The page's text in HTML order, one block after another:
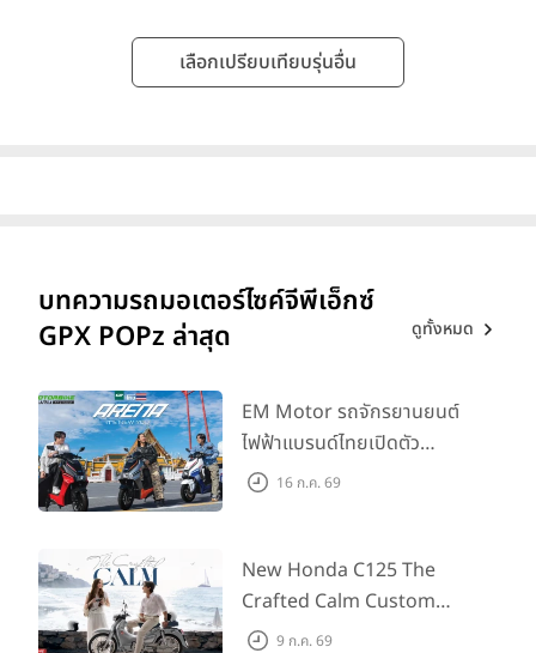
เลือกเปรียบเทียบรุ่นอื่น
บทความรถมอเตอร์ไซค์จีพีเอ็กซ์
GPX POPz ล่าสุด
ดูทั้งหมด
EM Motor รถจักรยานยนต์
ไฟฟ้าแบรนด์ไทยเปิดตัว
ARENA ที่มาในราคาพิเศษ
555 คันแรกรับฟรี Adapter
Type2 ฟรี
16 ก.ค. 69
New Honda C125 The
Crafted Calm Custom
Edition ถ่ายทอดความคลาสสิ
9 ก.ค. 69